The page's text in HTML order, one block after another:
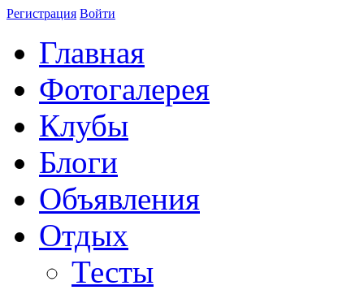
Регистрация Войти
Главная
Фотогалерея
Клубы
Блоги
Объявления
Отдых
Тесты